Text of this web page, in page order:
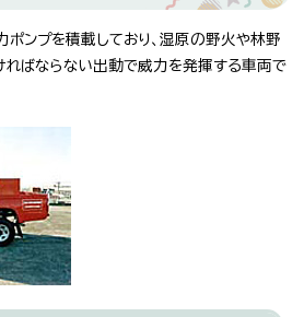
ンプを積載しており、湿原の野火や林野
ればならない出動で威力を発揮する車両で